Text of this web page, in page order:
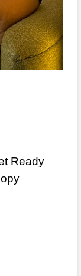
Ready